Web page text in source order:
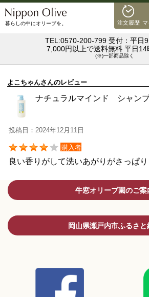
注文履歴
暮らしの中にオリーブを。
TEL:0570-200-799 受付：平日
7,000円以上で送料無料 平日14
(※)一部商品除く
よこちゃんさんのレビュー
ナチュラルマインド シャン
投稿日：2024年12月11日
購入者
良い香りがして洗いあがりがさっぱり
牛窓オリーブ園のご案
岡山県瀬戸内市ふるさと